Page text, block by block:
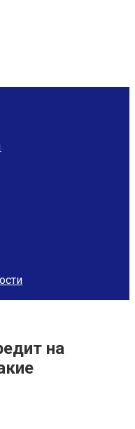
на